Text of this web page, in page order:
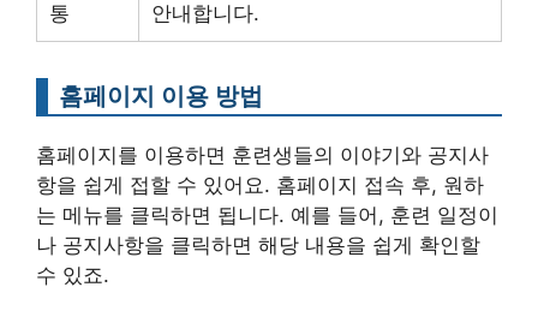
통
안내합니다.
홈페이지 이용 방법
홈페이지를 이용하면 훈련생들의 이야기와 공지사
항을 쉽게 접할 수 있어요. 홈페이지 접속 후, 원하
는 메뉴를 클릭하면 됩니다. 예를 들어, 훈련 일정이
나 공지사항을 클릭하면 해당 내용을 쉽게 확인할
수 있죠.